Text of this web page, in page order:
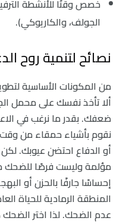
خصص وقتًا للأنشطة
الجولف، والكاريوكي).
نصائح لتنمية روح
من المكونات الأساسية
ألا تأخذ نفسك على محمل
ضعفك. بقدر ما نرغب في
نقوم بأشياء حمقاء من وقت
أو الدفاع احتضن عيوبك.
مؤلمة وليست فرصًا للضحك
إحساسًا جارفًا بالحزن أو
المنطقة الرمادية للحياة
عدم الضحك. لذا اختر